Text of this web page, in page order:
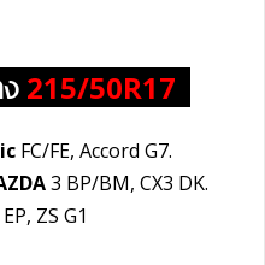
215/50R17
FC/FE, Accord G7.
3 BP/BM, CX3 DK.
ZS G1